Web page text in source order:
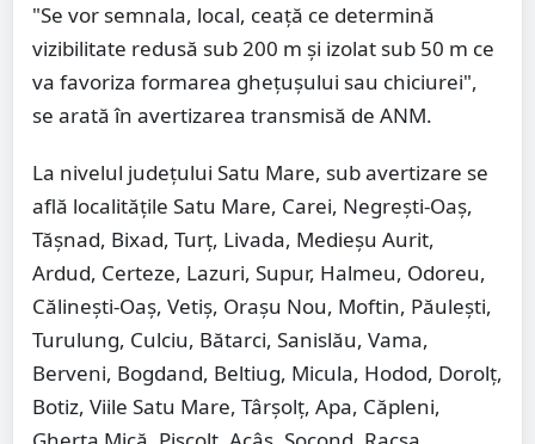
"Se vor semnala, local, ceață ce determină
vizibilitate redusă sub 200 m și izolat sub 50 m ce
va favoriza formarea ghețușului sau chiciurei",
se arată în avertizarea transmisă de ANM.
La nivelul județului Satu Mare, sub avertizare se
află localitățile Satu Mare, Carei, Negrești-Oaș,
Tășnad, Bixad, Turț, Livada, Medieșu Aurit,
Ardud, Certeze, Lazuri, Supur, Halmeu, Odoreu,
Călinești-Oaș, Vetiș, Orașu Nou, Moftin, Păulești,
Turulung, Culciu, Bătarci, Sanislău, Vama,
Berveni, Bogdand, Beltiug, Micula, Hodod, Dorolț,
Botiz, Viile Satu Mare, Târșolț, Apa, Căpleni,